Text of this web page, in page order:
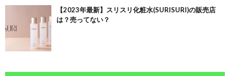
【2023年最新】スリスリ化粧水(SURISURI)の販売店
は？売ってない？